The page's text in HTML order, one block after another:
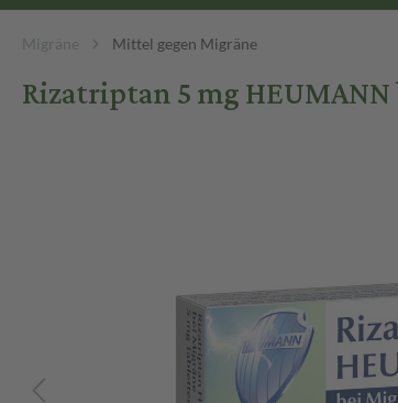
Migräne Mittel gegen Migräne
Rizatriptan 5 mg